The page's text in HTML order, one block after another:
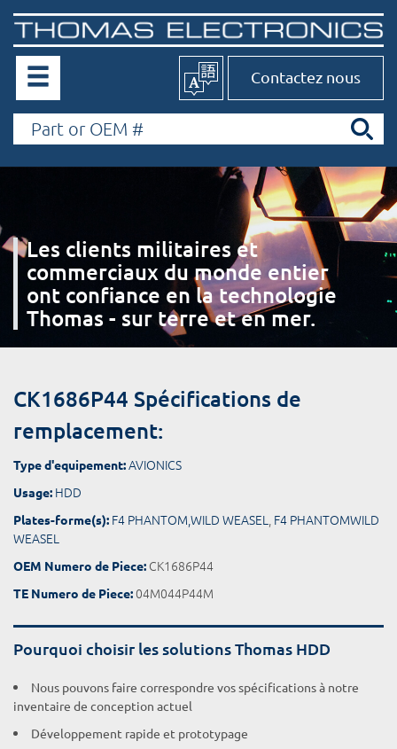
Contactez nous
Les clients militaires et
commerciaux du monde entier
ont confiance en la technologie
Thomas - sur terre et en mer.
CK1686P44 Spécifications de
remplacement:
Type d'equipement:AVIONICS
Usage: HDD
Plates-forme(s): F4 PHANTOM,WILD WEASEL, F4 PHANTOMWILD
WEASEL
OEM Numero de Piece: CK1686P44
TE Numero de Piece:04M044P44M
Pourquoi choisir les solutions Thomas HDD
Nous pouvons faire correspondre vos spécifications à notre
inventaire de conception actuel
Développement rapide et prototypage